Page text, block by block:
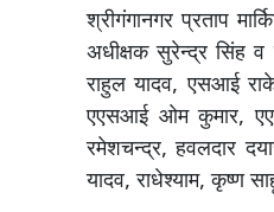
श्रीगंगानगर प्रताप
अधीक्षक सुरेन्द्र सिंह
राहुल यादव, एसआई
एएसआई ओम कुमार,
रमेशचन्द्र, हवलदार
यादव, राधेश्याम, कृष्ण